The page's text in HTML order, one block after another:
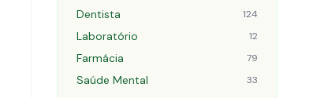
Dentista 124
Laboratório 12
Farmácia 79
Saúde Mental 33